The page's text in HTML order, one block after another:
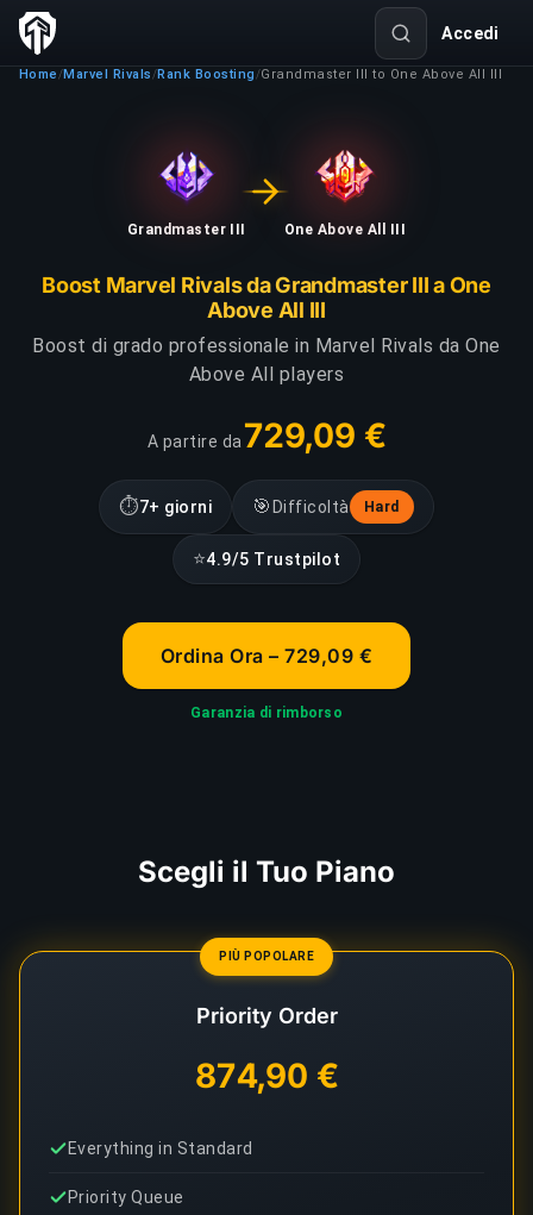
Accedi
Home /Marvel Rivals /Rank Boosting /Grandmaster III to One Above All III
Grandmaster III One Above All III
Boost Marvel Rivals da Grandmaster III a One
Above All III
Boost di grado professionale in Marvel Rivals da One
Above All players
A partire da 729,09 €
⏱7+ giorni 🎯 Difficoltà Hard
⭐4.9/5 Trustpilot
Ordina Ora – 729,09 €
Garanzia di rimborso
Scegli il Tuo Piano
PIÙ POPOLARE
Priority Order
874,90 €
Everything in Standard
Priority Queue